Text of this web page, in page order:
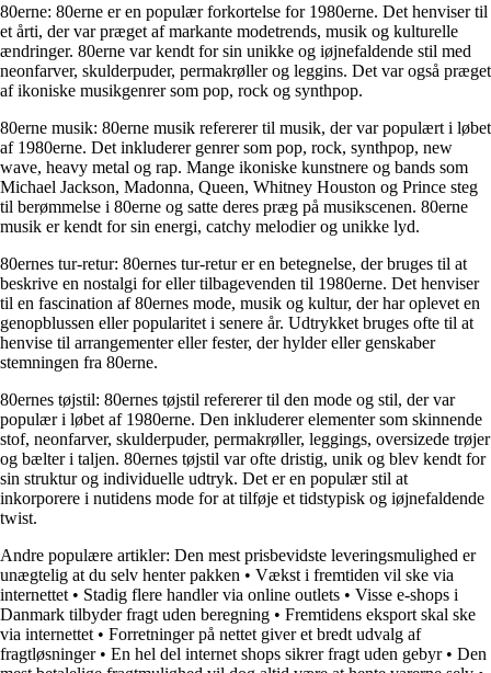
80erne: 80erne er en populær forkortelse for 1980erne. Det henviser til
et årti, der var præget af markante modetrends, musik og kulturelle
ændringer. 80erne var kendt for sin unikke og iøjnefaldende stil med
neonfarver, skulderpuder, permakrøller og leggins. Det var også præget
af ikoniske musikgenrer som pop, rock og synthpop.
80erne musik: 80erne musik refererer til musik, der var populært i løbet
af 1980erne. Det inkluderer genrer som pop, rock, synthpop, new
wave, heavy metal og rap. Mange ikoniske kunstnere og bands som
Michael Jackson, Madonna, Queen, Whitney Houston og Prince steg
til berømmelse i 80erne og satte deres præg på musikscenen. 80erne
musik er kendt for sin energi, catchy melodier og unikke lyd.
80ernes tur-retur: 80ernes tur-retur er en betegnelse, der bruges til at
beskrive en nostalgi for eller tilbagevenden til 1980erne. Det henviser
til en fascination af 80ernes mode, musik og kultur, der har oplevet en
genopblussen eller popularitet i senere år. Udtrykket bruges ofte til at
henvise til arrangementer eller fester, der hylder eller genskaber
stemningen fra 80erne.
80ernes tøjstil: 80ernes tøjstil refererer til den mode og stil, der var
populær i løbet af 1980erne. Den inkluderer elementer som skinnende
stof, neonfarver, skulderpuder, permakrøller, leggings, oversizede trøjer
og bælter i taljen. 80ernes tøjstil var ofte dristig, unik og blev kendt for
sin struktur og individuelle udtryk. Det er en populær stil at
inkorporere i nutidens mode for at tilføje et tidstypisk og iøjnefaldende
twist.
Andre populære artikler: Den mest prisbevidste leveringsmulighed er
unægtelig at du selv henter pakken • Vækst i fremtiden vil ske via
internettet • Stadig flere handler via online outlets • Visse e-shops i
Danmark tilbyder fragt uden beregning • Fremtidens eksport skal ske
via internettet • Forretninger på nettet giver et bredt udvalg af
fragtløsninger• En hel del internet shops sikrer fragt uden gebyr• Den